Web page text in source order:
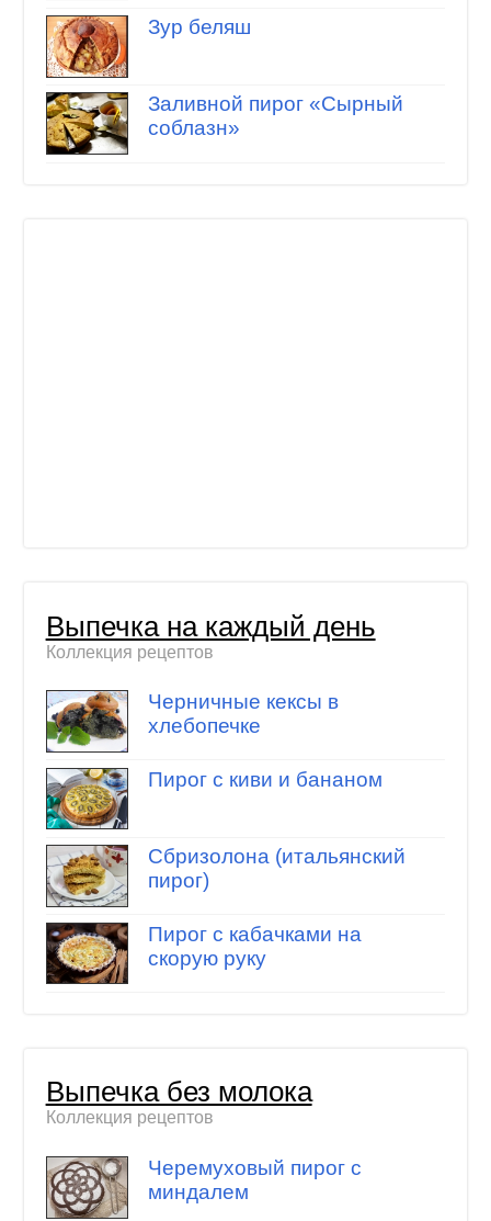
Зур беляш
Заливной пирог «Сырный
соблазн»
Выпечка на каждый день
Коллекция рецептов
Черничные кексы в
хлебопечке
Пирог с киви и бананом
Сбризолона (итальянский
пирог)
Пирог с кабачками на
скорую руку
Выпечка без молока
Коллекция рецептов
Черемуховый пирог с
миндалем